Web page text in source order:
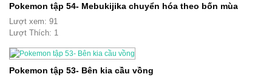
Pokemon tập 54- Mebukijika chuyển hóa theo bốn mùa
Lượt xem: 91
Lượt Thích: 1
Pokemon tập 53- Bên kia cầu vồng